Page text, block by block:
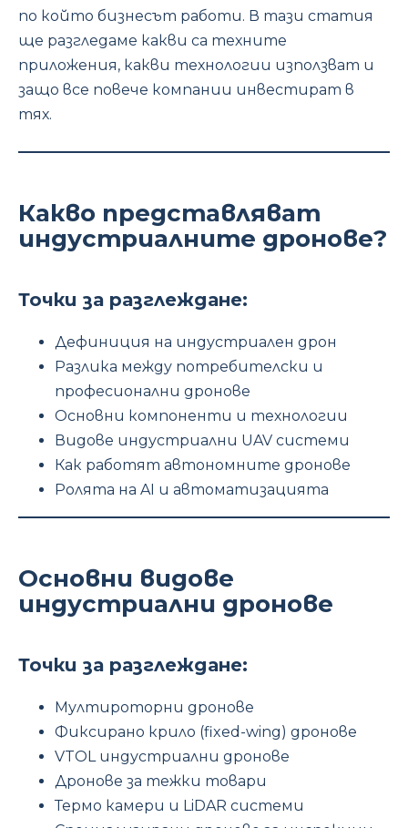
по който бизнесът работи. В тази статия
ще разгледаме какви са техните
приложения, какви технологии използват и
защо все повече компании инвестират в
тях.
Какво представляват
индустриалните дронове?
Точки за разглеждане:
Дефиниция на индустриален дрон
Разлика между потребителски и
професионални дронове
Основни компоненти и технологии
Видове индустриални UAV системи
Как работят автономните дронове
Ролята на AI и автоматизацията
Основни видове
индустриални дронове
Точки за разглеждане:
Мултироторни дронове
Фиксирано крило (fixed-wing) дронове
VTOL индустриални дронове
Дронове за тежки товари
Термо камери и LiDAR системи